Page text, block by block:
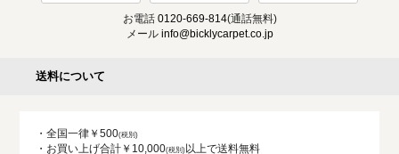
お電話 0120-669-814(通話無料)
メール info@bicklycarpet.co.jp
送料について
・全国一律￥500
・お買い上げ合計￥10,000
以上で送料無料